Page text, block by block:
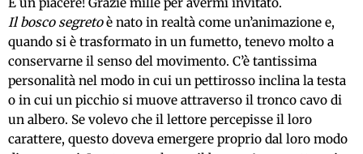
È un piacere! Grazie mille per avermi invitato.
Il bosco segretoè nato in realtà come un’animazione e,
quando si è trasformato in un fumetto, tenevo molto a
conservarne il senso del movimento. C’è tantissima
personalità nel modo in cui un pettirosso inclina la testa
o in cui un picchio si muove attraverso il tronco cavo di
un albero. Se volevo che il lettore percepisse il loro
carattere, questo doveva emergere proprio dal loro modo